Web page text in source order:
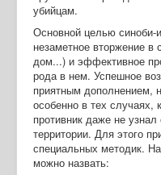
убийцам.
Основной целью
незаметное вторжение в
дом...) и эффективное
рода в нем. Успешное
приятным дополнением,
особенно в тех случаях,
противник даже не
территории. Для этого
специальных методик.
можно назвать: